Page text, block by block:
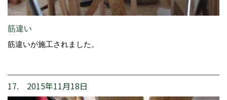
筋違い
筋違いが施工されました。
17. 2015年11月18日